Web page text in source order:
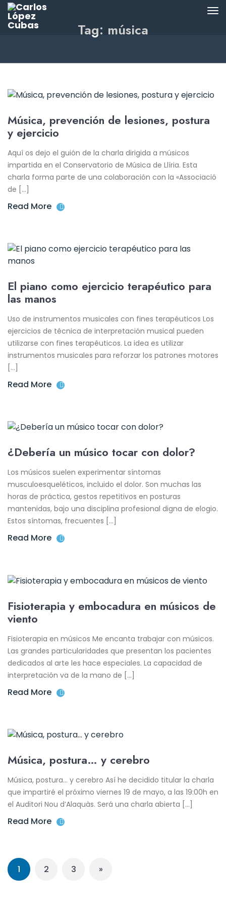
Tag: música
Música, prevención de lesiones, postura
y ejercicio
Aquí os dejo el guión de la charla dirigida a músicos
impartida en el Conservatorio de Música de Llíria. Esta
charla forma parte de una colaboración con la «Associació
de […]
Read More
El piano como ejercicio terapéutico para
las manos
Uso de instrumentos musicales con fines terapéuticos Los
ejercicios de técnica de interpretación musical pueden
utilizarse con fines terapéuticos. La idea es utilizar
instrumentos musicales para reforzar los patrones motores
[…]
Read More
¿Debería un músico tocar con dolor?
Los músicos suelen experimentar síntomas
musculoesqueléticos, incluido el dolor. Son muchas las
horas de práctica, gestos repetitivos en posturas
mantenidas, bajo una disciplina profesional digna de elogio.
Estos síntomas, frecuentes […]
Read More
Fisioterapia y embocadura en músicos de
viento
Fisioterapia en músicos Me encanta trabajar con músicos.
Las grandes particularidades que presentan los pacientes
dedicados al arte les hace especiales. La capacidad de
interpretación va de la mano de […]
Read More
Música, postura… y cerebro
Música, postura… y cerebro Así he decidido titular la charla
que impartiré el próximo viernes 19 de mayo, a las 19:00h en
el Auditori Nou d’Alaquàs. Será una charla abierta […]
Read More
1 2 3 »